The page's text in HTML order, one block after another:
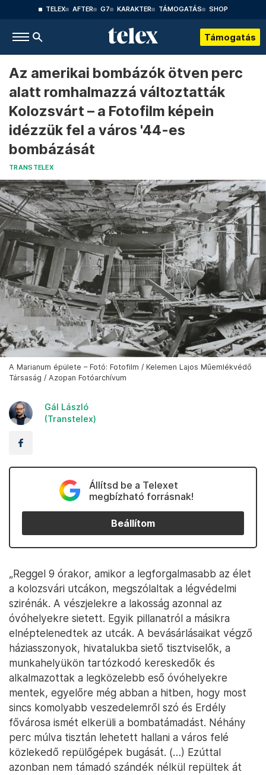
TELEX AFTER G7 KARAKTER TÁMOGATÁS SHOP
Támogatás
Az amerikai bombázók ötven perc
alatt romhalmazzá változtatták
Kolozsvárt – a Fotofilm képein
idézzük fel a város '44-es
bombázását
TRANSTELEX
A Marianum épülete – Fotó: Fotofilm / Kelemen Lajos Műemlékvédő
Társaság / Azopan Fotóarchívum
Gál László
(Transtelex)
Állítsd be a Telexet
megbízható forrásnak!
Beállítom
„Reggel 9 órakor, amikor a legforgalmasabb az élet
a kolozsvári utcákon, megszólaltak a légvédelmi
szirénák. A vészjelekre a lakosság azonnal az
óvóhelyekre sietett. Egyik pillanatról a másikra
elnéptelenedtek az utcák. A bevásárlásaikat végző
háziasszonyok, hivatalukba siető tisztviselők, a
munkahelyükön tartózkodó kereskedők és
alkalmazottak a legközelebb eső óvóhelyekre
mentek, egyelőre még abban a hitben, hogy most
sincs komolyabb veszedelemről szó és Erdély
fővárosa ismét elkerüli a bombatámadást. Néhány
perc múlva tisztán lehetett hallani a város felé
közlekedő repülőgépek bugását. (…) Ezúttal
azonban nem támadó szándék nélkül repültek át